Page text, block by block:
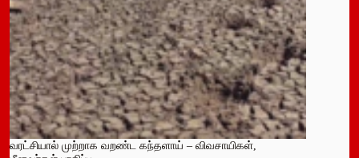
வரட்சியால் முற்றாக வறண்ட கந்தளாய் – விவசாயிகள்,